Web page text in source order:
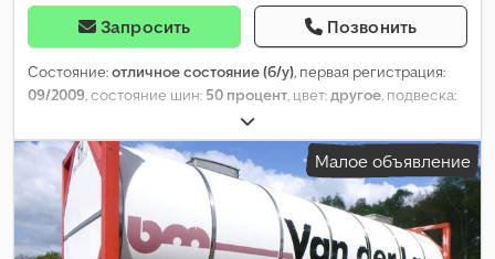
Запросить Позвонить
Состояние:отличное состояние (б/у), первая регистрация:
09/2009 , состояние шин: 50 процент , цвет:другое , подвеска:
, Оборудование:
Малое объявление